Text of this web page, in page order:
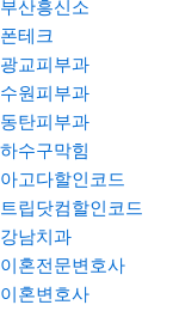
부산흥신소
폰테크
광교피부과
수원피부과
동탄피부과
하수구막힘
아고다할인코드
트립닷컴할인코드
강남치과
이혼전문변호사
이혼변호사